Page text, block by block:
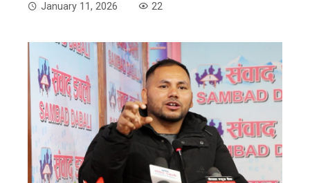
January 11, 2026 22